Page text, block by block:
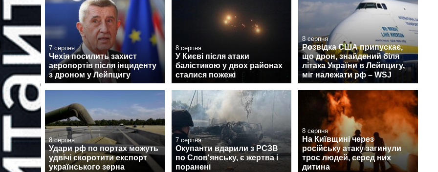
7 серпня
Чехія посилить захист
аеропортів після інциденту
з дроном у Лейпцигу
8 серпня
У Києві після атаки
балістикою у двох районах
сталися пожежі
8 серпня
Розвідка США припускає,
що дрон, знайдений біля
літака України в Лейпцигу,
міг належати рф – WSJ
8 серпня
Удари рф по портах можуть
удвічі скоротити експорт
українського зерна
7 серпня
Окупанти вдарили з РСЗВ
по Слов'янську, є жертва і
поранені
8 серпня
На Київщині через
російську атаку загинули
троє людей, серед них
дитина